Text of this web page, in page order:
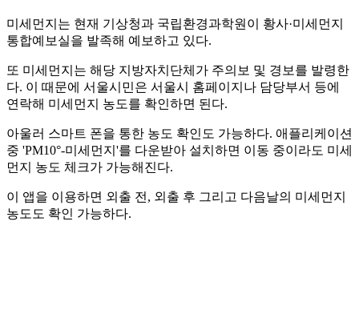
미세먼지는 현재 기상청과 국립환경과학원이 황사·미세먼지
통합예보실을 발족해 예보하고 있다.
또 미세먼지는 해당 지방자치단체가 주의보 및 경보를 발령한
다. 이 때문에 서울시민은 서울시 홈페이지나 담당부서 등에
연락해 미세먼지 농도를 확인하면 된다.
아울러 스마트 폰을 통한 농도 확인도 가능하다. 애플리케이션
중 'PM10°-미세먼지'를 다운받아 설치하면 이동 중이라도 미세
먼지 농도 체크가 가능해진다.
이 앱을 이용하면 외출 전, 외출 후 그리고 다음날의 미세먼지
농도도 확인 가능하다.